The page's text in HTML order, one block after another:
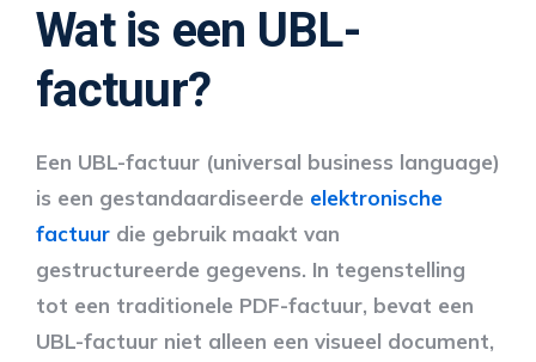
Wat is een UBL-
factuur?
Een UBL-factuur (universal business language)
is een gestandaardiseerde elektronische
factuur die gebruik maakt van
gestructureerde gegevens. In tegenstelling
tot een traditionele PDF-factuur, bevat een
UBL-factuur niet alleen een visueel document,